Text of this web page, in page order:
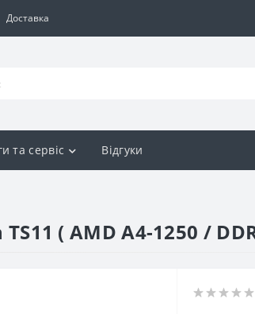
Доставка
та сервіс Відгуки
( AMD A4-1250 /